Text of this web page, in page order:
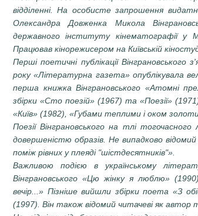
відділенні. Нa особисте запрошення
Олександра Довжен­ка Микола
державного інституту кінемато­графії у
Працював кінорежисером на Київ­ській
Перші поетичні публікації Вінграновського
року «Літературна газета» опублікувала
перша книжка Вінграновського «Атомні
збірки «Сто поезій» (1967) та «Поезії»
«Київ» (1982), «Губами теплими і оком
Поезії Вінграновського на тлі
довершеністю образів. Не випадково
поміж рівних у пле­яді "шістдесятників"».
Важливою подією в українському
Вінграновського «Цю жінку я люблю»
вечір...» Пізніше вийшли збірки поета «З
(1997). Він також відомий читачеві як автор